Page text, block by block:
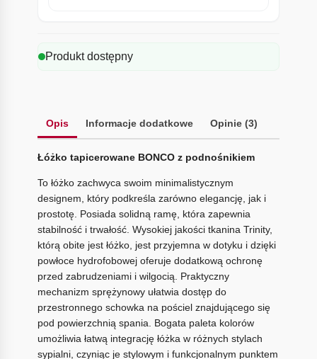
Produkt dostępny
Opis Informacje dodatkowe Opinie (3)
Łóżko tapicerowane BONCO z podnośnikiem
To łóżko zachwyca swoim minimalistycznym
designem, który podkreśla zarówno elegancję, jak i
prostotę. Posiada solidną ramę, która zapewnia
stabilność i trwałość. Wysokiej jakości tkanina Trinity,
którą obite jest łóżko, jest przyjemna w dotyku i dzięki
powłoce hydrofobowej oferuje dodatkową ochronę
przed zabrudzeniami i wilgocią. Praktyczny
mechanizm sprężynowy ułatwia dostęp do
przestronnego schowka na pościel znajdującego się
pod powierzchnią spania. Bogata paleta kolorów
umożliwia łatwą integrację łóżka w różnych stylach
sypialni, czyniąc je stylowym i funkcjonalnym punktem